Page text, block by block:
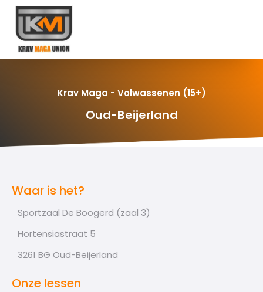
Krav Maga - Volwassenen (15+)
Oud-Beijerland
Waar is het?
Sportzaal De Boogerd (zaal 3)
Hortensiastraat 5
3261 BG Oud-Beijerland
Onze lessen